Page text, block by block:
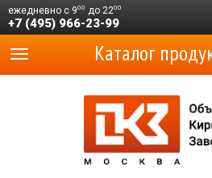
ежедневно с 900 до 2200
+7 (495) 966-23-99
Каталог